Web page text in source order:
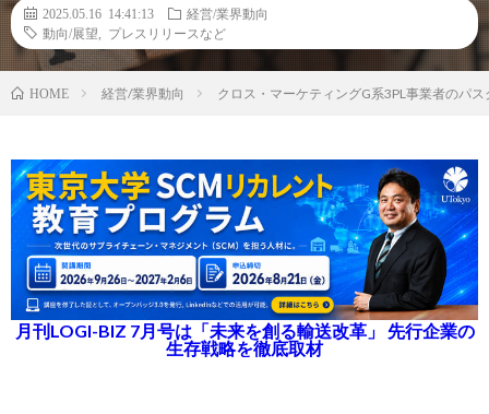
2025.05.16 14:41:13
経営/業界動向
動向/展望
プレスリリースなど
HOME 経営/業界動向 クロス・マーケティングG系3PL事業者のパ
月刊LOGI-BIZ 7月号は「未来を創る輸送改革」 先行企業の
生存戦略を徹底取材